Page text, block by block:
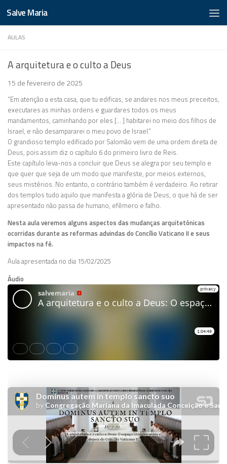
Salve Maria
AULAS
A arquitetura e o culto a Deus
15 de fevereiro de 2025
“Em atenção a esta casa, que tu edificas, se andares nos meus preceitos,
executares as minhas ordens e guardares todos os meus
mandamentos, caminhando por eles [… ] habitarei no meio dos filhos de
Israel, e não desampararei o meu povo de Israel.”
O grandioso templo edificado por Salomão vem de uma ordem direta de
Deus, pois assim diz o capítulo 6 do primeiro livro de Reis.
Este capítulo leva-nos a concluir que Deus se alegra por seu templo e
que quer que seja de um modo que manifeste, por meios externos,
seus mistérios. No entanto, o contrário também é verdadeiro. Ao retirar
dos templos tudo aquilo que manifesta a glória de Deus, o que há de ser
apresentado não passa de humano, efêmero e falho.
Nesta aula veremos alguns aspectos das mudanças arquitetônicas
ocorridas durante as reformas advindas do Concílio Vaticano II e seus
impactos na fé.
Aula apresentada no dia 15/02/2025
Áudio